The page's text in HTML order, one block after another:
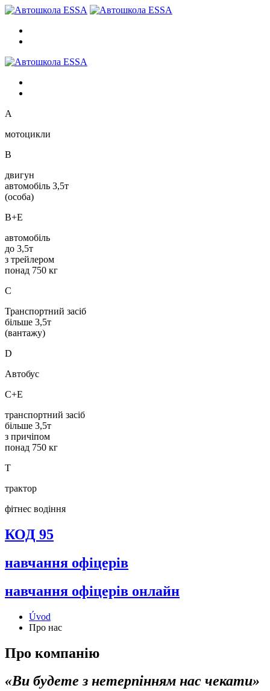
A
мотоцикли
B
двигун
автомобіль 3,5т
(особа)
B+E
автомобіль
до 3,5т
з трейлером
понад 750 кг
C
Транспортний засіб
більше 3,5т
(вантажу)
D
Автобус
C+E
транспортний засіб
більше 3,5т
з причіпом
понад 750 кг
T
трактор
фітнес водіння
КОД 95
навчання офіцерів
навчання офіцерів онлайн
Úvod
Про нас
Про компанію
«Ви будете з нетерпінням нас чекати»